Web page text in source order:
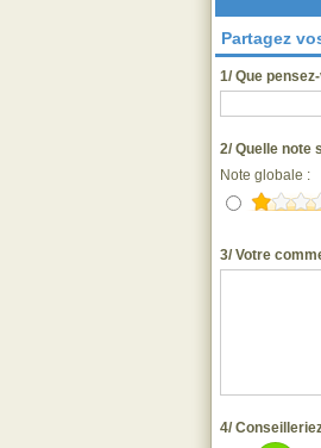
Partagez
1/ Que
2/ Quelle note
Note globale :
3/ Votre
4/